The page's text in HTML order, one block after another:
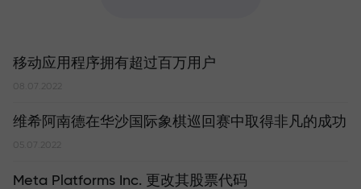
移动应用程序拥有超过百万用户
08.07.2022
维希阿南德在华沙国际象棋巡回赛中取得非凡的成功
Meta Platforms Inc. 更改其股票代码